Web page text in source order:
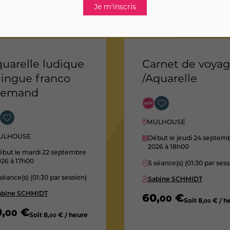
ludique
franco
le mardi 22 septembre
à 17h00
(01:30 par session)
SCHMIDT
,00 €Soit8,00 € / heure
Carnet de
/Aquarelle
MULHOUSE
Début le jeudi 24
2026 à 18h00
5 séance(s) (01:30 par
Sabine SCHMIDT
60,00 €Soit8,00 € /